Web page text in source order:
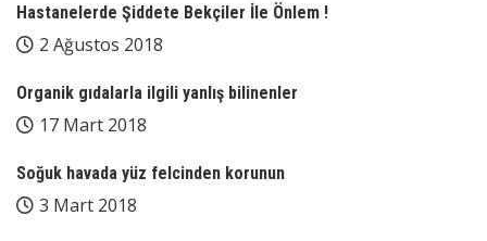
Hastanelerde Şiddete Bekçiler İle Önlem !
2 Ağustos 2018
Organik gıdalarla ilgili yanlış bilinenler
17 Mart 2018
Soğuk havada yüz felcinden korunun
3 Mart 2018